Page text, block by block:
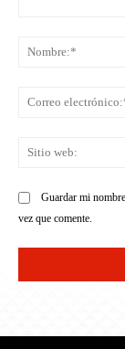
Guardar mi
vez que comente.